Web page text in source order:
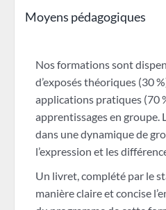
Moyens pédagogiques
Nos formations sont
d’exposés théoriques (30
applications pratiques (70
apprentissages en groupe.
dans une dynamique de
l’expression et les
Un livret, complété par le
manière claire et concise